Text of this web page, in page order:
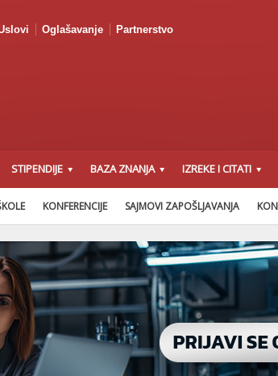
Oglašavanje Partnerstvo
STIPENDIJE BAZA ZNANJA IZREKE I CITATI
KONFERENCIJE SAJMOVI ZAPOŠLJAVANJA